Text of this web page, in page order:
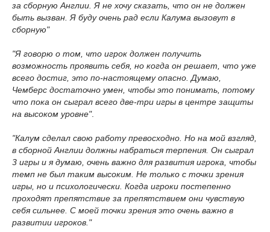
за сборную Англии. Я не хочу сказать, что он не должен
быть вызван. Я буду очень рад если Калума вызовут в
сборную"
"Я говорю о том, что игрок должен получить
возможность проявить себя, но когда он решает, что уже
всего достиг, это по-настоящему опасно. Думаю,
Чемберс достаточно умен, чтобы это понимать, потому
что пока он сыграл всего две-три игры в центре защиты
на высоком уровне".
"Калум сделал свою работу превосходно. Но на мой взгляд,
в сборной Англии должны набраться терпения. Он сыграл
3 игры и я думаю, очень важно для развития игрока, чтобы
темп не был таким высоким. Не только с точки зрения
игры, но и психологически. Когда игроки постепенно
проходят препятствие за препятствием они чувствую
себя сильнее. С моей точки зрения это очень важно в
развитии игроков."